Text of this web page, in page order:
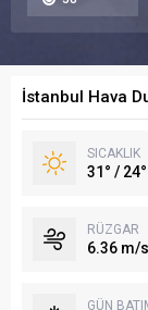
İstanbul Hava
SICAKLIK
31° / 24°
RÜZGAR
6.36 m/s
GÜN